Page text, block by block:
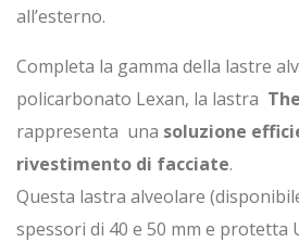
all’esterno.
Completa la gamma della lastre
policarbonato Lexan, la lastra
rappresenta una soluzione
rivestimento di facciate.
Questa lastra alveolare
spessori di 40 e 50 mm e protetta